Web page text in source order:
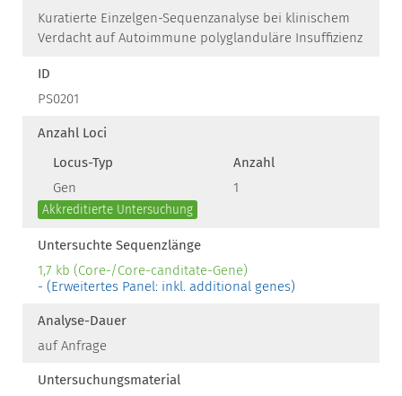
Kuratierte Einzelgen-Sequenzanalyse bei klinischem
Verdacht auf Autoimmune polyglanduläre Insuffizienz
ID
PS0201
Anzahl Loci
Locus-Typ
Anzahl
Gen
1
Akkreditierte Untersuchung
Untersuchte Sequenzlänge
1,7 kb (Core-/Core-canditate-Gene)
- (Erweitertes Panel: inkl. additional genes)
Analyse-Dauer
auf Anfrage
Untersuchungsmaterial